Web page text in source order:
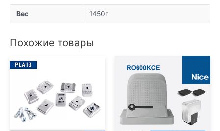
Вес 1450г
Похожие товары